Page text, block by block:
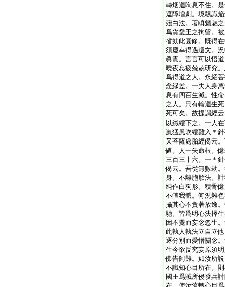
轉烟迴眴息不住。
遮障増劇。境飄識
殘白法。著瞋魑魅
爲貪愛王之拘留。
省効此圓修。既得
須慶幸得遇遺文。
眞實。言言可以悟
曉夜忘疲兢兢研究
爲得道之人。永紹
念縁差。一失人身
息有四百生滅。性
之人。只有輪迴生
死可矣。故提謂經
以纖縷下之。一人
嵐猛風吹縷難入＊
又菩薩處胎經偈云
値。人一失命根。
三百三十六。一＊
偈云。吾從無數劫
身。不離胞胎法。
純作白狗形。積骨
不値我體。何況雜
攝其心不貪著放逸
馳。皆爲明心決擇
因不覺而妄念忽生
此執人執法立自立
逐分別而愛憎關念
生今欲反究妄原須
佛告阿難。如汝所
不識知心目所在。
國王爲賊所侵發兵